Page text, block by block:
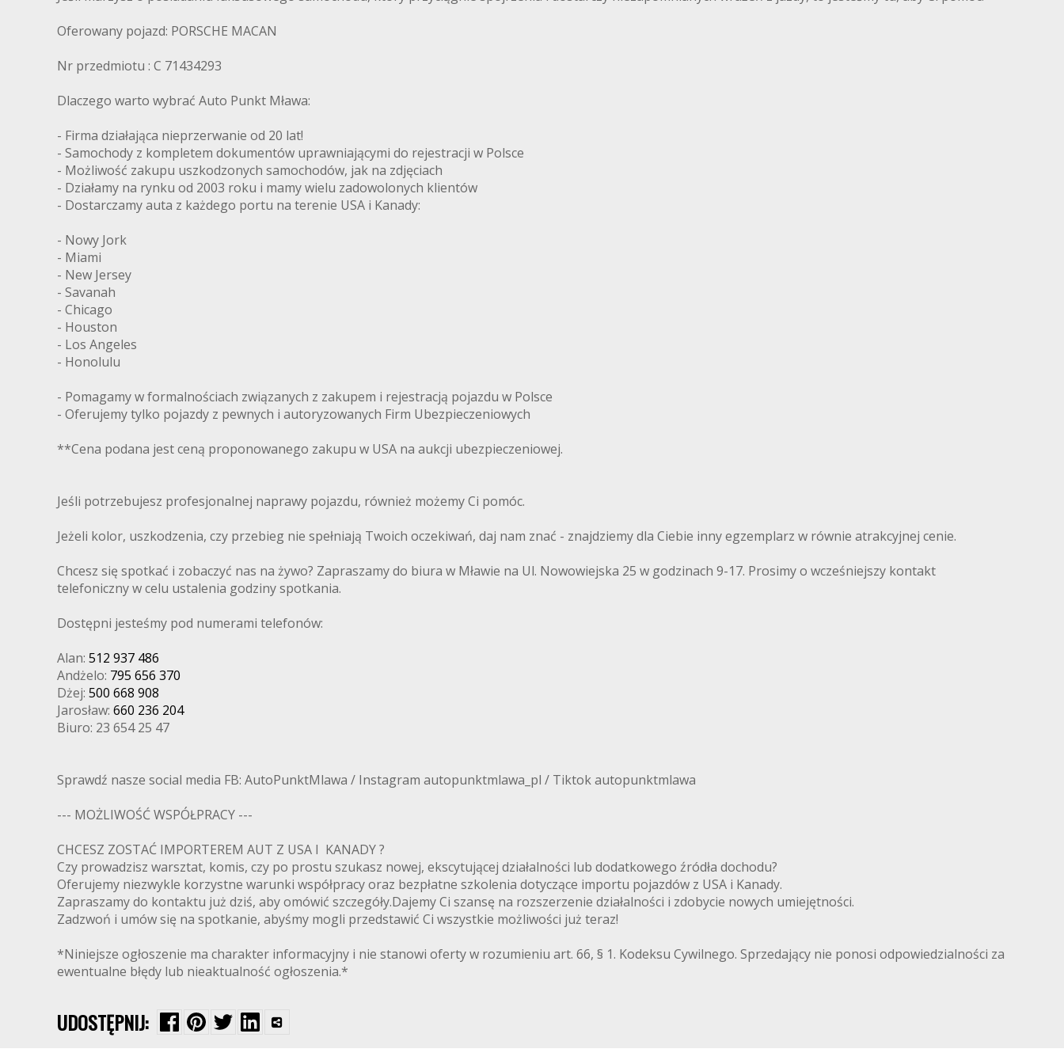
Oferowany pojazd: PORSCHE MACAN
Nr przedmiotu : C 71434293
Dlaczego warto wybrać Auto Punkt Mława:
- Firma działająca nieprzerwanie od 20 lat!
- Samochody z kompletem dokumentów uprawniającymi do rejestracji w Polsce
- Możliwość zakupu uszkodzonych samochodów, jak na zdjęciach
- Działamy na rynku od 2003 roku i mamy wielu zadowolonych klientów
- Dostarczamy auta z każdego portu na terenie USA i Kanady:
- Nowy Jork
- Miami
- New Jersey
- Savanah
- Chicago
- Houston
- Los Angeles
- Honolulu
- Pomagamy w formalnościach związanych z zakupem i rejestracją pojazdu w Polsce
- Oferujemy tylko pojazdy z pewnych i autoryzowanych Firm Ubezpieczeniowych
**Cena podana jest ceną proponowanego zakupu w USA na aukcji ubezpieczeniowej.
Jeśli potrzebujesz profesjonalnej naprawy pojazdu, również możemy Ci pomóc.
Jeżeli kolor, uszkodzenia, czy przebieg nie spełniają Twoich oczekiwań, daj nam znać - znajdziemy dla Ciebie inny egzemplarz w równie atrakcyjnej cenie.
Chcesz się spotkać i zobaczyć nas na żywo? Zapraszamy do biura w Mławie na Ul. Nowowiejska 25 w godzinach 9-17. Prosimy o wcześniejszy kontakt
telefoniczny w celu ustalenia godziny spotkania.
Dostępni jesteśmy pod numerami telefonów:
Alan: 512 937 486
Andżelo: 795 656 370
Dżej: 500 668 908
Jarosław: 660 236 204
Biuro: 23 654 25 47
Sprawdź nasze social media FB: AutoPunktMlawa / Instagram autopunktmlawa_pl / Tiktok autopunktmlawa
--- MOŻLIWOŚĆ WSPÓŁPRACY ---
CHCESZ ZOSTAĆ IMPORTEREM AUT Z USA I KANADY ?
Czy prowadzisz warsztat, komis, czy po prostu szukasz nowej, ekscytującej działalności lub dodatkowego źródła dochodu?
Oferujemy niezwykle korzystne warunki współpracy oraz bezpłatne szkolenia dotyczące importu pojazdów z USA i Kanady.
Zapraszamy do kontaktu już dziś, aby omówić szczegóły.Dajemy Ci szansę na rozszerzenie działalności i zdobycie nowych umiejętności.
Zadzwoń i umów się na spotkanie, abyśmy mogli przedstawić Ci wszystkie możliwości już teraz!
*Niniejsze ogłoszenie ma charakter informacyjny i nie stanowi oferty w rozumieniu art. 66, § 1. Kodeksu Cywilnego. Sprzedający nie ponosi odpowiedzialności za
ewentualne błędy lub nieaktualność ogłoszenia.*
UDOSTĘPNIJ: